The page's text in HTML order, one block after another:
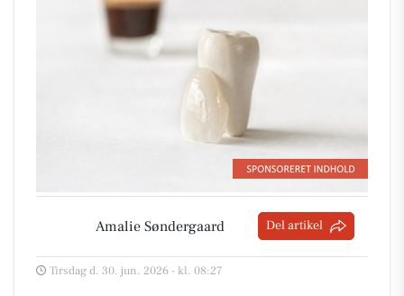
Amalie Søndergaard Del artikel
Tirsdag d. 30. jun. 2026 - kl. 08:27